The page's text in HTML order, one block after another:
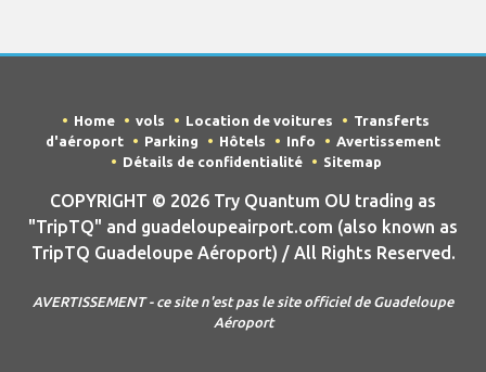
Home vols Location de voitures
Transferts
d'aéroport
Parking Hôtels Info
Avertissement
Détails de confidentialité
Sitemap
COPYRIGHT © 2026 Try Quantum OU trading as
"TripTQ" and guadeloupeairport.com (also known as
TripTQ Guadeloupe Aéroport) / All Rights Reserved.
AVERTISSEMENT - ce site n'est pas le site officiel de Guadeloupe
Aéroport